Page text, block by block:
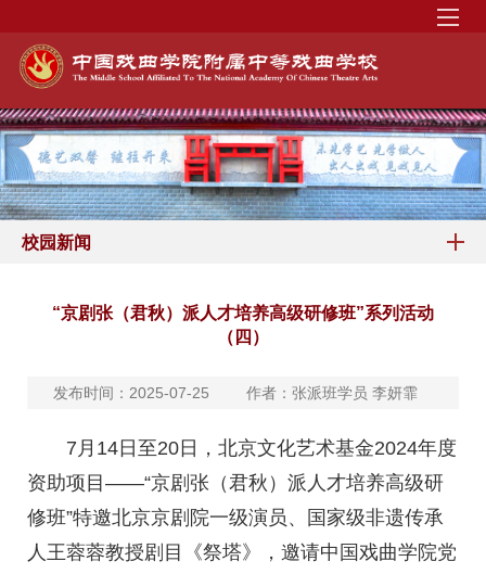
校园新闻
“京剧张（君秋）派人才培养高级研修班”系列活动
（四）
发布时间：2025-07-25 作者：张派班学员 李妍霏
7月14日至20日，北京文化艺术基金2024年度
资助项目——“京剧张（君秋）派人才培养高级研
修班”特邀北京京剧院一级演员、国家级非遗传承
人王蓉蓉教授剧目《祭塔》，邀请中国戏曲学院党